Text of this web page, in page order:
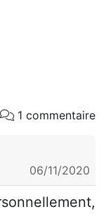
1 commentaire
06/11/2020